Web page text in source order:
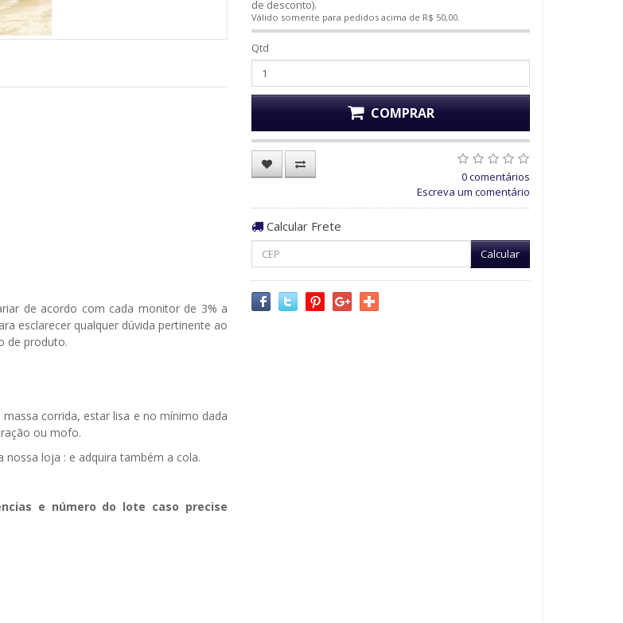
de desconto).
Válido somente para pedidos acima de R$ 50,00.
Qtd
COMPRAR
0 comentários
Escreva um comentário
Calcular Frete
Calcular
de acordo com cada monitor de 3% a
esclarecer qualquer dúvida pertinente ao
de produto.
corrida, estar lisa e no mínimo dada
ou mofo.
nossa loja : e adquira também a cola.
e número do lote caso precise